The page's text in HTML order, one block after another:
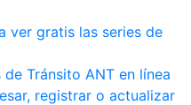
ver gratis las series de
Tránsito ANT en línea
registrar o actualizar